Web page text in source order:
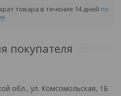
товара в течение 14 дней по
покупателя
обл., ул. Комсомольская, 1Б